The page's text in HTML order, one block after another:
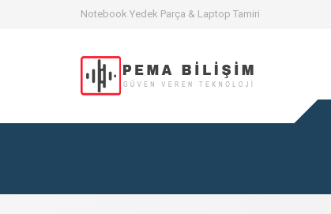
Notebook Yedek Parça & Laptop Tamiri